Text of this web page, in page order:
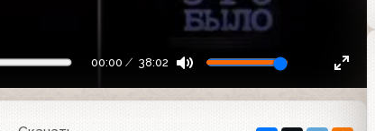
00:00 38:02